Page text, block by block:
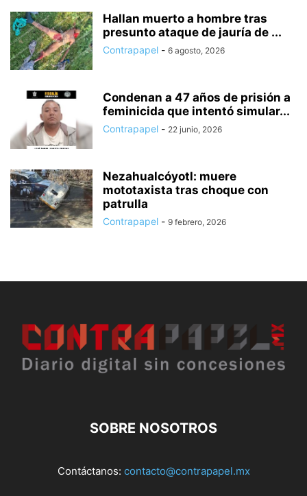
Hallan muerto a hombre tras
presunto ataque de jauría de ...
Contrapapel - 6 agosto, 2026
Condenan a 47 años de prisión a
feminicida que intentó simular...
Contrapapel - 22 junio, 2026
Nezahualcóyotl: muere
mototaxista tras choque con
patrulla
Contrapapel - 9 febrero, 2026
SOBRE NOSOTROS
Contáctanos: contacto@contrapapel.mx